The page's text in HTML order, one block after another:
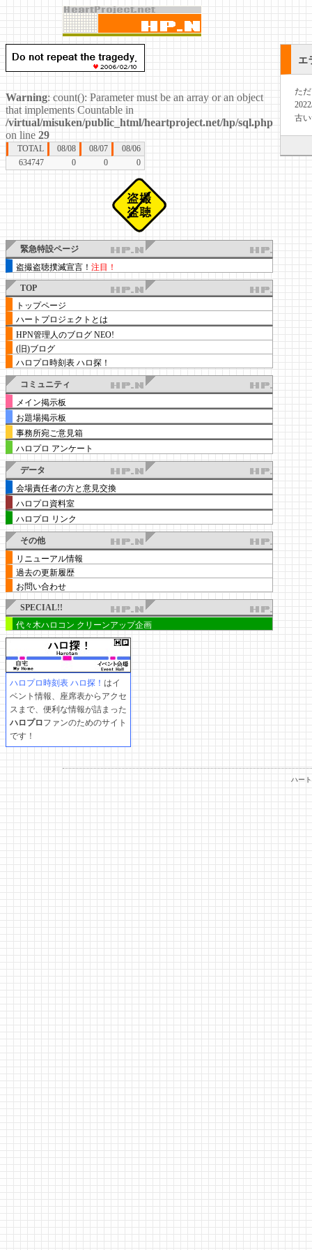
Warning: count(): Parameter must be an array or an object
that implements Countable in
/virtual/misuken/public_html/heartproject.net/hp/sql.php
on line 29
TOTAL 08/08 08/07
08/06
634747
0 0 0
緊急特設ページ
盗撮盗聴撲滅宣言！ 注目！
TOP
トップページ
ハートプロジェクトとは
HPN管理人のブログ NEO!
(旧)ブログ
ハロプロ時刻表 ハロ探！
コミュニティ
メイン掲示板
お題場掲示板
事務所宛ご意見箱
ハロプロ アンケート
データ
会場責任者の方と意見交換
ハロプロ資料室
ハロプロ リンク
その他
リニューアル情報
過去の更新履歴
お問い合わせ
SPECIAL!!
代々木ハロコン クリーンアップ企画
ハロプロ時刻表 ハロ探！ はイ
ベント情報、座席表からアクセ
スまで、便利な情報が詰まった
ハロプロファンのためのサイト
です！
エ
た
古
ハー